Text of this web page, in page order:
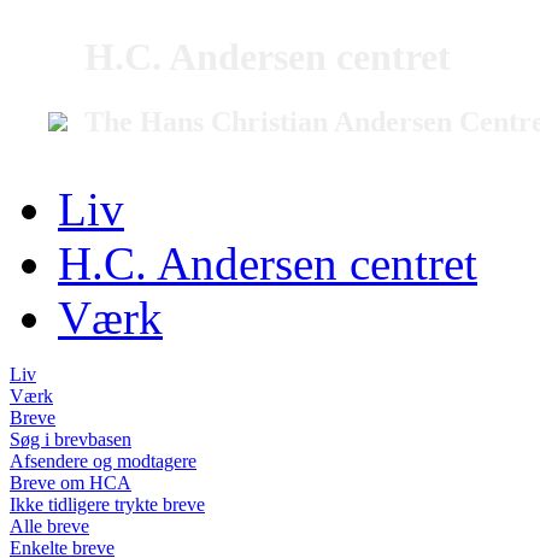
Liv
H.C. Andersen centret
Værk
Liv
Værk
Breve
Søg i brevbasen
Afsendere og modtagere
Breve om HCA
Ikke tidligere trykte breve
Alle breve
Enkelte breve